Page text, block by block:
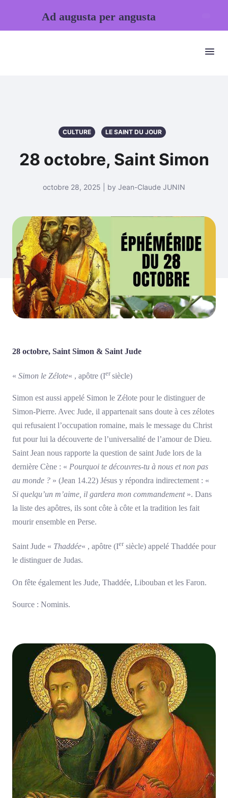
CULTURE LE SAINT DU JOUR
28 octobre, Saint Simon
octobre 28, 2025 | by Jean-Claude JUNIN
28 octobre, Saint Simon & Saint Jude
« Simon le Zélote« , apôtre (Iersiècle)
Simon est aussi appelé Simon le Zélote pour le distinguer de
Simon-Pierre. Avec Jude, il appartenait sans doute à ces zélotes
qui refusaient l’occupation romaine, mais le message du Christ
fut pour lui la découverte de l’universalité de l’amour de Dieu.
Saint Jean nous rapporte la question de saint Jude lors de la
dernière Cène : « Pourquoi te découvres-tu à nous et non pas
au monde ? » (Jean 14.22) Jésus y répondra indirectement : «
Si quelqu’un m’aime, il gardera mon commandement ». Dans
la liste des apôtres, ils sont côte à côte et la tradition les fait
mourir ensemble en Perse.
Saint Jude « Thaddée« , apôtre (Ier siècle) appelé Thaddée pour
le distinguer de Judas.
On fête également les Jude, Thaddée, Libouban et les Faron.
Source : Nominis.
Ad augusta per angusta